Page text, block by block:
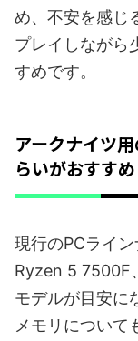
め、不安を感じ
プレイしながら
すめです。
アークナイツ
らいがおすすめ
現行のPCライ
Ryzen 5 7500F
モデルが目安に
メモリについて